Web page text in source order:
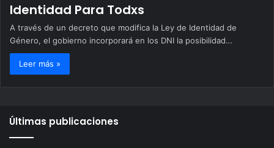
Identidad Para Todxs
A través de un decreto que modifica la Ley de Identidad de
Género, el gobierno incorporará en los DNI la posibilidad…
Leer más »
Últimas publicaciones